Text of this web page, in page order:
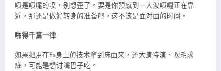
喷是喷嚏的喷，别想歪了。要是你预感到一大波喷嚏正在靠
近，那还是做好转身的准备吧，这不该是面对面的时间。
啪得千篇一律
如果把用在Ex身上的技术拿到床面来，还大演特演、吹毛求
疵，可能是想讨嘴巴子吃。